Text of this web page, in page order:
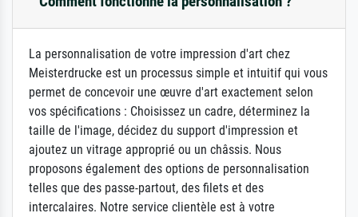
La personnalisation de votre impression d'art chez
Meisterdrucke est un processus simple et intuitif qui vous
permet de concevoir une œuvre d'art exactement selon
vos spécifications : Choisissez un cadre, déterminez la
taille de l'image, décidez du support d'impression et
ajoutez un vitrage approprié ou un châssis. Nous
proposons également des options de personnalisation
telles que des passe-partout, des filets et des
intercalaires. Notre service clientèle est à votre